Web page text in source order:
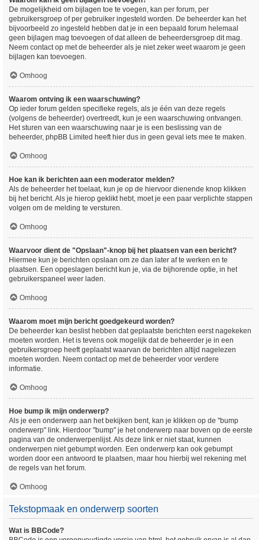
De mogelijkheid om bijlagen toe te voegen, kan per forum, per
gebruikersgroep of per gebruiker ingesteld worden. De beheerder kan het
bijvoorbeeld zo ingesteld hebben dat je in een bepaald forum helemaal
geen bijlagen mag toevoegen of dat alleen de beheerdersgroep dit mag.
Neem contact op met de beheerder als je niet zeker weet waarom je geen
bijlagen kan toevoegen.
Omhoog
Waarom ontving ik een waarschuwing?
Op ieder forum gelden specifieke regels, als je één van deze regels
(volgens de beheerder) overtreedt, kun je een waarschuwing ontvangen.
Het sturen van een waarschuwing naar je is een beslissing van de
beheerder, phpBB Limited heeft hier dus in geen geval iets mee te maken.
Omhoog
Hoe kan ik berichten aan een moderator melden?
Als de beheerder het toelaat, kun je op de hiervoor dienende knop klikken
bij het bericht. Als je hierop geklikt hebt, moet je een paar verplichte stappen
volgen om de melding te versturen.
Omhoog
Waarvoor dient de "Opslaan"-knop bij het plaatsen van een bericht?
Hiermee kun je berichten opslaan om ze dan later af te werken en te
plaatsen. Een opgeslagen bericht kun je, via de bijhorende optie, in het
gebruikerspaneel weer laden.
Omhoog
Waarom moet mijn bericht goedgekeurd worden?
De beheerder kan beslist hebben dat geplaatste berichten eerst nagekeken
moeten worden. Het is tevens ook mogelijk dat de beheerder je in een
gebruikersgroep heeft geplaatst waarvan de berichten altijd nagelezen
moeten worden. Neem contact op met de beheerder voor verdere
informatie.
Omhoog
Hoe bump ik mijn onderwerp?
Als je een onderwerp aan het bekijken bent, kan je klikken op de "bump
onderwerp" link. Hierdoor "bump" je het onderwerp naar boven op de eerste
pagina van de onderwerpenlijst. Als deze link er niet staat, kunnen
onderwerpen niet gebumpt worden. Een onderwerp kan ook gebumpt
worden door een antwoord te plaatsen, maar hou hierbij wel rekening met
de regels van het forum.
Omhoog
Tekstopmaak en onderwerp soorten
Wat is BBCode?